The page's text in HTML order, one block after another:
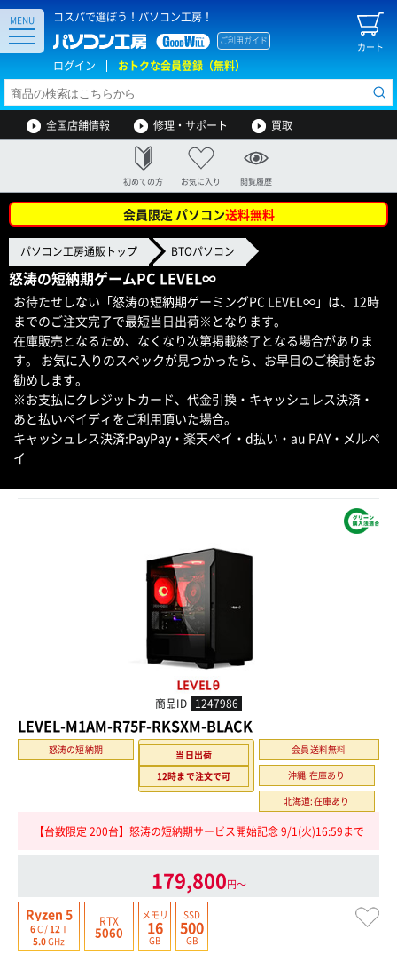
コスパで選ぼう！パソコン工房！
カート
ご利用ガイド
ログイン おトクな会員登録（無料）
MENU
全国店舗情報 修理・サポート 買取
初めての方 お気に入り 閲覧履歴
会員限定 パソコン送料無料
パソコン工房通販トップ BTOパソコン
怒涛の短納期ゲームPC LEVEL∞
お待たせしない「怒涛の短納期ゲーミングPC LEVEL∞」は、12時
までのご注文完了で最短当日出荷※となります。
在庫販売となるため、なくなり次第掲載終了となる場合がありま
す。 お気に入りのスペックが見つかったら、お早目のご検討をお
勧めします。
※お支払にクレジットカード、代金引換・キャッシュレス決済・
あと払いペイディをご利用頂いた場合。
キャッシュレス決済:PayPay・楽天ペイ・d払い・au PAY・メルペ
イ
商品ID 1247986
LEVEL-M1AM-R75F-RKSXM-BLACK
怒涛の短納期
当日出荷
12時まで注文で可
会員送料無料
沖縄:在庫あり
北海道:在庫あり
【台数限定 200台】怒涛の短納期サービス開始記念 9/1(火)16:59まで
179,800円〜
Ryzen 5
6C / 12 T
5.0GHz
RTX
5060
メモリ
16
GB
SSD
500
GB